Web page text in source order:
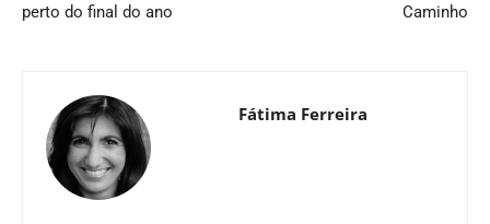
perto do final do ano
Caminho
Fátima Ferreira